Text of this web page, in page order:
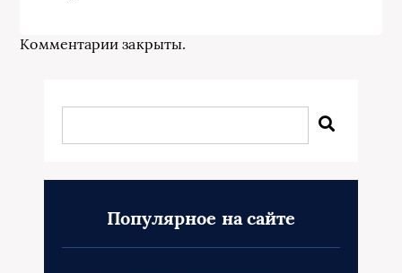
Комментарии закрыты.
Популярное на сайте